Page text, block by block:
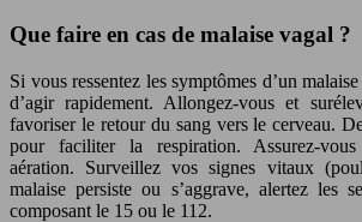
Que faire en cas de malaise vagal ?
Si vous ressentez les symptômes d’un
d’agir rapidement. Allongez-vous et
favoriser le retour du sang vers le cerveau.
pour faciliter la respiration. Assurez-
aération. Surveillez vos signes vitaux
malaise persiste ou s’aggrave, alertez les
composant le 15 ou le 112.